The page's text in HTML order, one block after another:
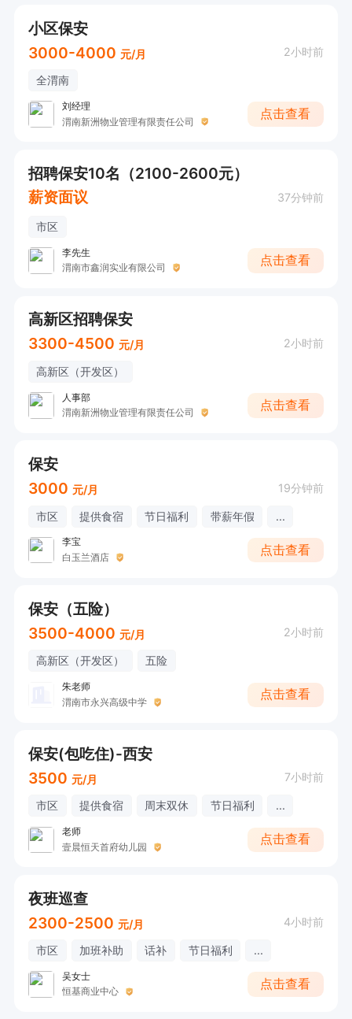
小区保安
3000-4000 元/月 2小时前
全渭南
刘经理
渭南新洲物业管理有限责任公司
点击查看
招聘保安10名（2100-2600元）
薪资面议
37分钟前
市区
李先生
渭南市鑫润实业有限公司
点击查看
高新区招聘保安
3300-4500 元/月 2小时前
高新区（开发区）
人事部
渭南新洲物业管理有限责任公司
点击查看
保安
3000 元/月 19分钟前
市区 提供食宿 节日福利 带薪年假 ...
李宝
白玉兰酒店
点击查看
保安（五险）
3500-4000 元/月 2小时前
高新区（开发区） 五险
朱老师
渭南市永兴高级中学
点击查看
保安(包吃住)-西安
3500 元/月 7小时前
市区 提供食宿 周末双休 节日福利 ...
老师
壹晨恒天首府幼儿园
点击查看
夜班巡查
2300-2500 元/月 4小时前
市区 加班补助 话补 节日福利 ...
吴女士
恒基商业中心
点击查看